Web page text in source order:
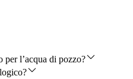
l’acqua di pozzo?